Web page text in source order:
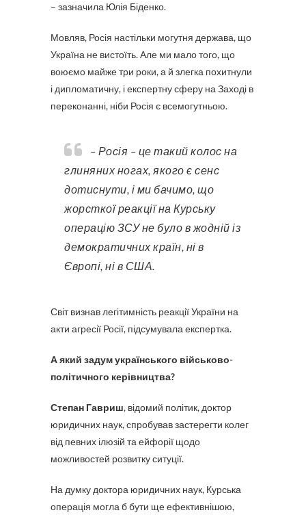
– зазначила Юлія Біденко.
Мовляв, Росія настільки могутня держава, що
Україна не вистоїть. Але ми мало того, що
воюємо майже три роки, а й злегка похитнули
і дипломатичну, і експертну сферу на Заході в
переконанні, ніби Росія є всемогутньою.
– Росія – це такий колос на
глиняних ногах, якого є сенс
дотиснути, і ми бачимо, що
жорсткої реакції на Курську
операцію ЗСУ не було в жодній із
демократичних країн, ні в
Європі, ні в США.
Світ визнав легітимність реакції України на
акти агресії Росії, підсумувала експертка.
А який задум українського військово-
політичного керівництва?
Степан Гавриш, відомий політик, доктор
юридичних наук, спробував застерегти колег
від певних ілюзій та ейфорії щодо
можливостей розвитку ситуції.
На думку доктора юридичних наук, Курська
операція могла б бути ще ефективнішою,